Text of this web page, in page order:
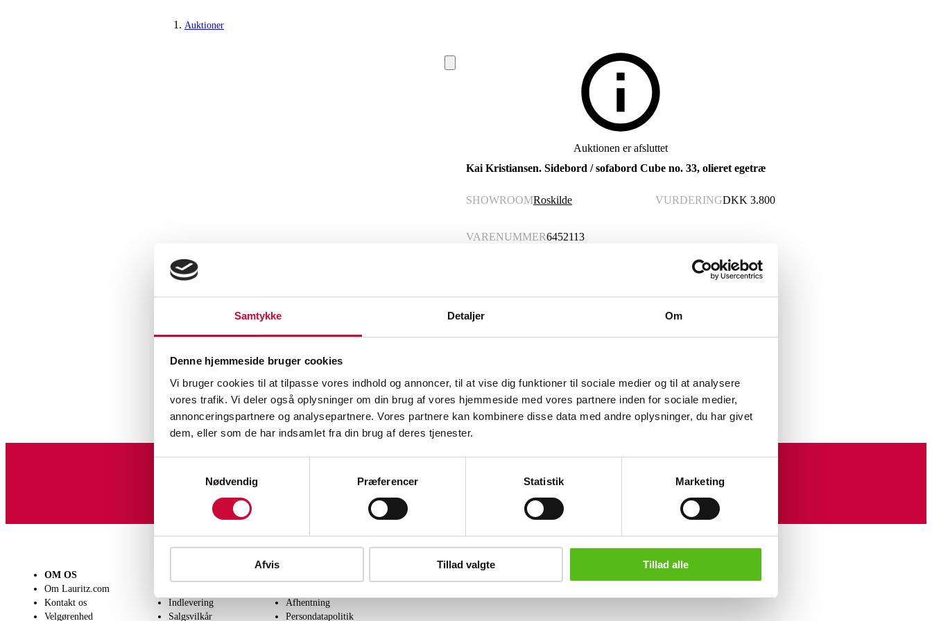
Samtykke Detaljer Om
Denne hjemmeside bruger cookies
Vi bruger cookies til at tilpasse vores indhold og annoncer, til at vise dig funktioner til sociale medier og til at analysere
vores trafik. Vi deler også oplysninger om din brug af vores hjemmeside med vores partnere inden for sociale medier,
annonceringspartnere og analysepartnere. Vores partnere kan kombinere disse data med andre oplysninger, du har givet
dem, eller som de har indsamlet fra din brug af deres tjenester.
Nødvendig
Præferencer Statistik Marketing
Afvis Tillad valgte Tillad alle
Auktioner
Auktionen er afsluttet
Kai Kristiansen. Sidebord / sofabord Cube no. 33, olieret egetræ
SHOWROOMRoskilde VURDERINGDKK 3.800
VARENUMMER6452113
kvadratisk plade af fineret hvidolieret egetræ, medeformet stel af massiv
olieret egetræ.
Udstillingsmodel. Modelfoto. Fremstår med minimale håndteringsspor i
original emballage.
Lignende varer
Tilmeld dig vores nyhedsbrev og modtag nyheder samt tilbud direkte i din email.
OM OS
Om Lauritz.com
Kontakt os
Velgørenhed
Indlevering
Salgsvilkår
Afhentning
Persondatapolitik